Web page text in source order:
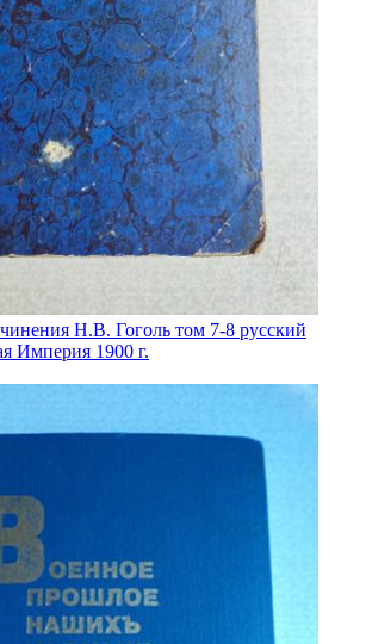
Н.В. Гоголь том 7-8 русский
Империя 1900 г.